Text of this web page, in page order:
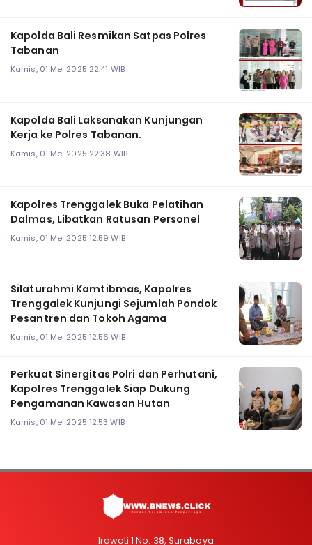
Kapolda Bali Resmikan Satpas Polres
Tabanan
Kamis, 01 Mei 2025 22:41 WIB
Kapolda Bali Laksanakan Kunjungan
Kerja ke Polres Tabanan.
Kamis, 01 Mei 2025 22:38 WIB
Kapolres Trenggalek Buka Pelatihan
Dalmas, Libatkan Ratusan Personel
Kamis, 01 Mei 2025 12:59 WIB
Silaturahmi Kamtibmas, Kapolres
Trenggalek Kunjungi Sejumlah Pondok
Pesantren dan Tokoh Agama
Kamis, 01 Mei 2025 12:56 WIB
Perkuat Sinergitas Polri dan Perhutani,
Kapolres Trenggalek Siap Dukung
Pengamanan Kawasan Hutan
Kamis, 01 Mei 2025 12:53 WIB
Irawati 1 No: 38, Surabaya